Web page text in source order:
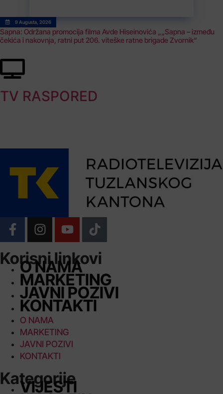
9 Augusta, 2026
Sapna: Održana promocija filma Avde Hiseinovića „„Sapna – između
čekića i nakovnja, ratni put 206. viteške ratne brigade Zvornik“
TV RASPORED
Korisni linkovi
O NAMA
MARKETING
JAVNI POZIVI
KONTAKTI
O NAMA
MARKETING
JAVNI POZIVI
KONTAKTI
Kategorije
VIJESTI